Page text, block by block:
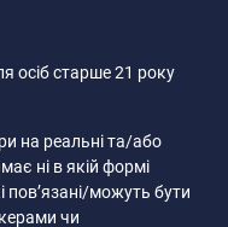
осіб старше 21 року
на реальні та/або
ні в якій формі
пов’язані/можуть бути
чи